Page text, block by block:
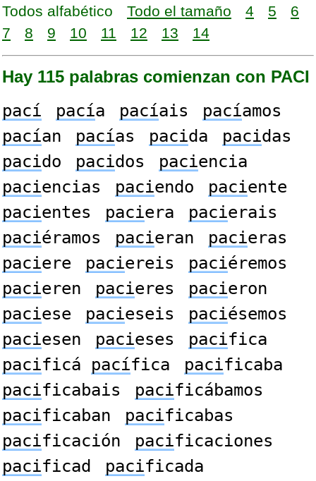
Todos alfabético Todo el tamaño 4 5
6
7
8 9 10 11 12 13 14
Hay 115 palabras comienzan con PACI
pací pacía pacíais pacíamos
pacían pacías pacida pacidas
pacido pacidos paciencia
paciencias paciendo paciente
pacientes paciera pacierais
paciéramos pacieran pacieras
paciere paciereis paciéremos
pacieren pacieres pacieron
paciese pacieseis paciésemos
paciesen pacieses pacifica
pacificá pacífica pacificaba
pacificabais pacificábamos
pacificaban pacificabas
pacificación pacificaciones
pacificad pacificada